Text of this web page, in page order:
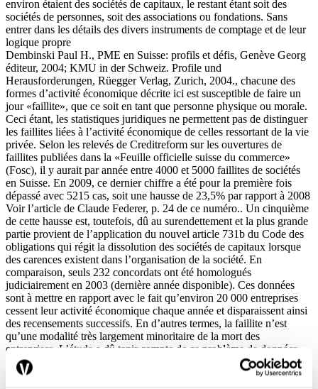
environ étaient des sociétés de capitaux, le restant étant soit des
sociétés de personnes, soit des associations ou fondations. Sans
entrer dans les détails des divers instruments de comptage et de leur
logique propre
Dembinski Paul H., PME en Suisse: profils et défis, Genève Georg
éditeur, 2004; KMU in der Schweiz. Profile und
Herausforderungen, Rüegger Verlag, Zurich, 2004., chacune des
formes d’activité économique décrite ici est susceptible de faire un
jour «faillite», que ce soit en tant que personne physique ou morale.
Ceci étant, les statistiques juridiques ne permettent pas de distinguer
les faillites liées à l’activité économique de celles ressortant de la vie
privée. Selon les relevés de Creditreform sur les ouvertures de
faillites publiées dans la «Feuille officielle suisse du commerce»
(Fosc), il y aurait par année entre 4000 et 5000 faillites de sociétés
en Suisse. En 2009, ce dernier chiffre a été pour la première fois
dépassé avec 5215 cas, soit une hausse de 23,5% par rapport à 2008
Voir l’article de Claude Federer, p. 24 de ce numéro.. Un cinquième
de cette hausse est, toutefois, dû au surendettement et la plus grande
partie provient de l’application du nouvel article 731b du Code des
obligations qui régit la dissolution des sociétés de capitaux lorsque
des carences existent dans l’organisation de la société. En
comparaison, seuls 232 concordats ont été homologués
judiciairement en 2003 (dernière année disponible). Ces données
sont à mettre en rapport avec le fait qu’environ 20 000 entreprises
cessent leur activité économique chaque année et disparaissent ainsi
des recensements successifs. En d’autres termes, la faillite n’est
qu’une modalité très largement minoritaire de la mort des
entreprises. L’étude a dû tenir compte de ce problème de données
(voirencadré 1